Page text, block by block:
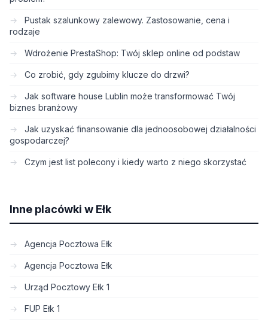
Pustak szalunkowy zalewowy. Zastosowanie, cena i
rodzaje
Wdrożenie PrestaShop: Twój sklep online od podstaw
Co zrobić, gdy zgubimy klucze do drzwi?
Jak software house Lublin może transformować Twój
biznes branżowy
Jak uzyskać finansowanie dla jednoosobowej działalności
gospodarczej?
Czym jest list polecony i kiedy warto z niego skorzystać
Inne placówki w Ełk
Agencja Pocztowa Ełk
Agencja Pocztowa Ełk
Urząd Pocztowy Ełk 1
FUP Ełk 1